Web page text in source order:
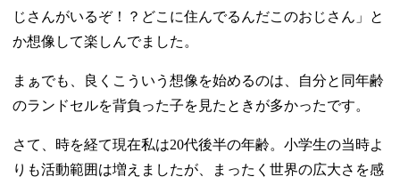
じさんがいるぞ！？どこに住んでるんだこのおじさん」と
か想像して楽しんでました。
まぁでも、良くこういう想像を始めるのは、自分と同年齢
のランドセルを背負った子を見たときが多かったです。
さて、時を経て現在私は20代後半の年齢。小学生の当時よ
りも活動範囲は増えましたが、まったく世界の広大さを感